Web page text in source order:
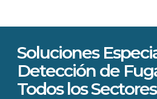
Soluciones
Detección de
Todos los Sectores